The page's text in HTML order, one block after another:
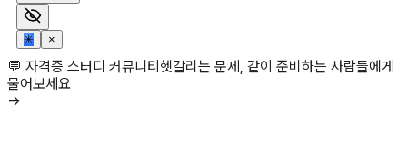
✳ ×
💬 자격증 스터디 커뮤니티헷갈리는 문제, 같이 준비하는 사람들에게
물어보세요
→